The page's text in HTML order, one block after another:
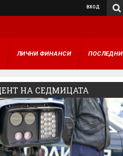
ВХОД
ЛИЧНИ ФИНАНСИ ПОСЛЕДНИ
НА СЕДМИЦАТА